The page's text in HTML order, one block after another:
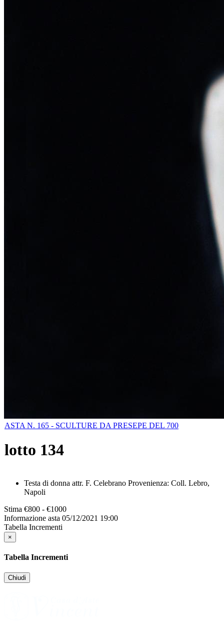
ASTA N. 165 - SCULTURE DA PRESEPE DEL 700
lotto 134
Testa di donna attr. F. Celebrano Provenienza: Coll. Lebro,
Napoli
Stima €800 - €1000
Informazione asta 05/12/2021 19:00
Tabella Incrementi
×
Tabella Incrementi
Chiudi